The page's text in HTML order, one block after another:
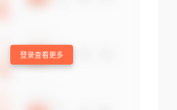
登录查看更多